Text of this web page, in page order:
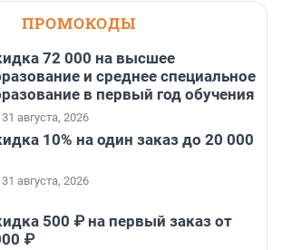
ПРОМОКОДЫ
72 000 на высшее
и среднее специальное
в первый год обучения
августа, 2026
10% на один заказ до 20 000
августа, 2026
500 ₽ на первый заказ от
₽